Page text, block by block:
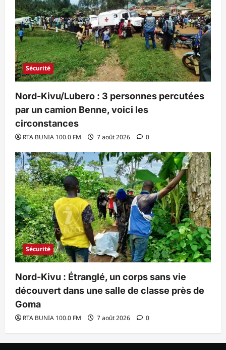
Sécurité
Nord-Kivu/Lubero : 3 personnes percutées
par un camion Benne, voici les
circonstances
RTA BUNIA 100.0 FM 7 août 2026 0
Sécurité
Nord-Kivu : Étranglé, un corps sans vie
découvert dans une salle de classe près de
Goma
RTA BUNIA 100.0 FM 7 août 2026 0